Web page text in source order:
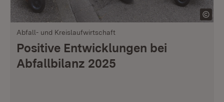
Abfall- und Kreislaufwirtschaft
Positive Entwicklungen bei
Abfallbilanz 2025